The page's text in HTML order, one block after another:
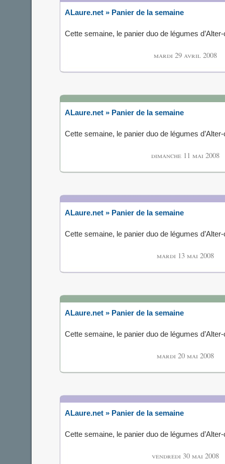
ALaure.net » Panier de la semaine
Cette semaine, le panier duo de légumes
mardi 29 avril 2008
ALaure.net » Panier de la semaine
Cette semaine, le panier duo de légumes
dimanche 11 mai 2008
ALaure.net » Panier de la semaine
Cette semaine, le panier duo de légumes
mardi 13 mai 2008
ALaure.net » Panier de la semaine
Cette semaine, le panier duo de légumes
mardi 20 mai 2008
ALaure.net » Panier de la semaine
Cette semaine, le panier duo de légumes
vendredi 30 mai 2008